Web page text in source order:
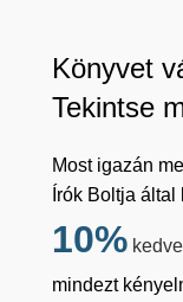
Könyvet
Tekintse
Most igazán
Írók Boltja
10%
mindezt